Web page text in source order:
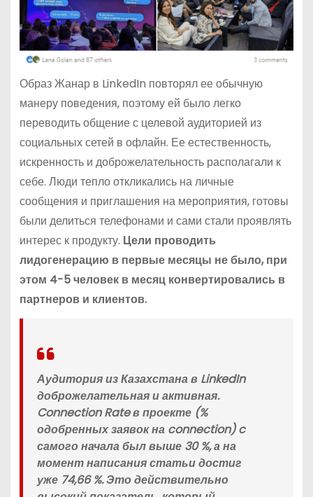
Образ Жанар в LinkedIn повторял ее обычную
манеру поведения, поэтому ей было легко
переводить общение с целевой аудиторией из
социальных сетей в офлайн. Ее естественность,
искренность и доброжелательность располагали к
себе. Люди тепло откликались на личные
сообщения и приглашения на мероприятия, готовы
были делиться телефонами и сами стали проявлять
интерес к продукту. Цели проводить
лидогенерацию в первые месяцы не было, при
этом 4-5 человек в месяц конвертировались в
партнеров и клиентов.
Аудитория из Казахстана в LinkedIn
доброжелательная и активная.
Connection Rateв проекте (%
одобренных заявок на connection) c
самого начала был выше 30 %, а на
момент написания статьи достиг
уже 74,66 %. Это действительно